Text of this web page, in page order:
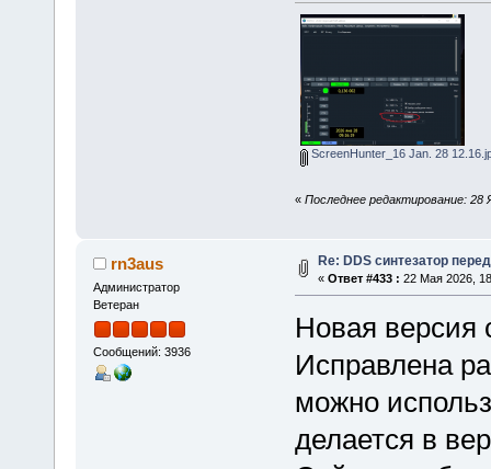
ScreenHunter_16 Jan. 28
« Последнее редактирование: 28
rn3aus
Администратор
Ветеран
Сообщений: 3936
Re: DDS синтезатор
« Ответ #433 : 22 Мая 2026,
Новая версия
Исправлена
можно
делается в